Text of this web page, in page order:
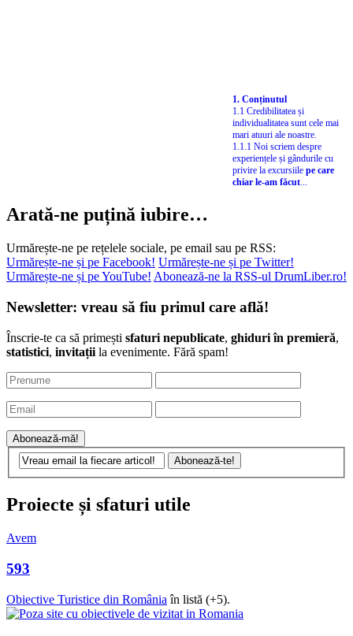
1. Conținutul
1.1 Credibilitatea și
individualitatea sunt cele mai
mari atuuri ale noastre.
1.1.1 Noi scriem despre
experiențele și gândurile cu
privire la excursiile pe care
chiar le-am făcut...
Arată-ne puțină iubire…
Urmărește-ne pe rețelele sociale, pe email sau pe RSS:
Urmărește-ne și pe Facebook! Urmărește-ne și pe Twitter!
Urmărește-ne și pe YouTube! Abonează-ne la RSS-ul DrumLiber.ro!
Newsletter: vreau să fiu primul care află!
Înscrie-te ca să primești sfaturi nepublicate, ghiduri în premieră,
statistici, invitații la evenimente. Fără spam!
Proiecte și sfaturi utile
Avem
593
Obiective Turistice din România în listă (+5).